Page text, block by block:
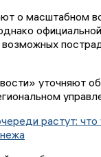
о масштабном
уточняют
растут: что